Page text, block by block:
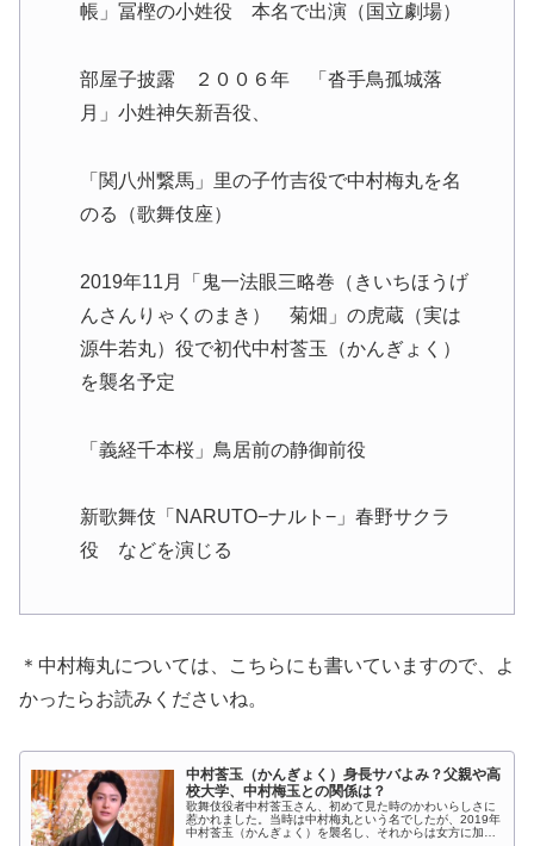
帳」冨樫の小姓役 本名で出演（国立劇場）
部屋子披露 ２００６年 「沓手鳥孤城落
月」小姓神矢新吾役、
「関八州繋馬」里の子竹吉役で中村梅丸を名
のる（歌舞伎座）
2019年11月「鬼一法眼三略巻（きいちほうげ
んさんりゃくのまき） 菊畑」の虎蔵（実は
源牛若丸）役で初代中村莟玉（かんぎょく）
を襲名予定
「義経千本桜」鳥居前の静御前役
新歌舞伎「NARUTO−ナルト−」春野サクラ
役 などを演じる
＊中村梅丸については、こちらにも書いていますので、よ
かったらお読みくださいね。
中村莟玉（かんぎょく）身長サバよみ？父親や高
校大学、中村梅玉との関係は？
歌舞伎役者中村莟玉さん、初めて見た時のかわいらしさに
惹かれました。当時は中村梅丸という名でしたが、2019年
中村莟玉（かんぎょく）を襲名し、それからは女方に加え